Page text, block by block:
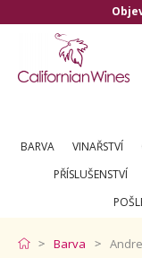
BARVA VINAŘSTVÍ
PŘÍSLUŠENSTVÍ
Barva